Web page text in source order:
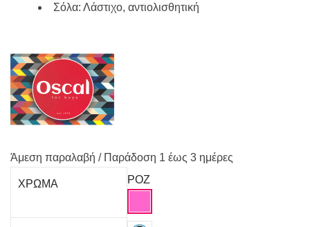
Σόλα: Λάστιχο, αντιολισθητική
Άμεση παραλαβή / Παράδoση 1 έως 3 ημέρες
ΧΡΩΜΑ ΡΟΖ